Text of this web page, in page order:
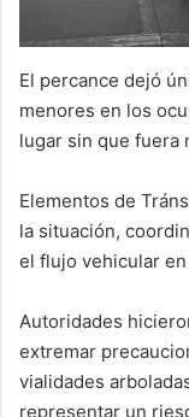
El percance dejó
menores en los
lugar sin que fuera
Elementos de
la situación,
el flujo vehicular en
Autoridades
extremar
vialidades
representar un